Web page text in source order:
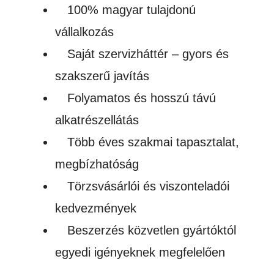
100% magyar tulajdonú
vállalkozás
Saját szervizháttér – gyors és
szakszerű javítás
Folyamatos és hosszú távú
alkatrészellátás
Több éves szakmai tapasztalat,
megbízhatóság
Törzsvásárlói és viszonteladói
kedvezmények
Beszerzés közvetlen gyártóktól
egyedi igényeknek megfelelően